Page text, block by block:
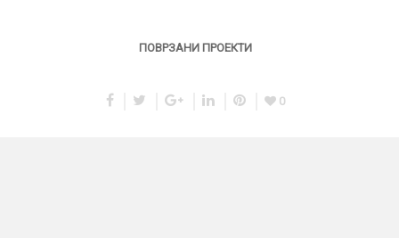
ПОВРЗАНИ ПРОЕКТИ
0